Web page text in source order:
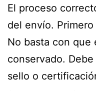
El proceso
del envío.
No basta con que
conservado.
sello o